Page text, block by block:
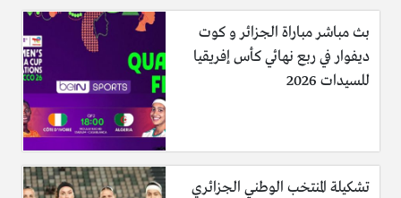
بث مباشر مباراة الجزائر و كوت
ديفوار في ربع نهائي كأس إفريقيا
للسيدات 2026
تشكيلة المنتخب الوطني الجزائري